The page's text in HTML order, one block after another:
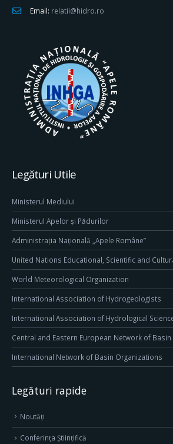
Email: relatii@hidro.ro
Legături Utile
Ministerul Mediului
Ministerul Apelor și Pădurilor
Administrația Națională „Apele Române”
United Nations Educational, Scientific and
World Meteorological Organization
International Association of Hydrogeologists
International Association of Hydrological
Central and Eastern European Network of
International Network of Basin Organizations
Legături rapide
Noutăți
Conferința Științifică